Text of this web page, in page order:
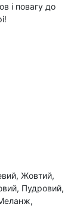
і повагу до
Жовтий,
Пудровий,